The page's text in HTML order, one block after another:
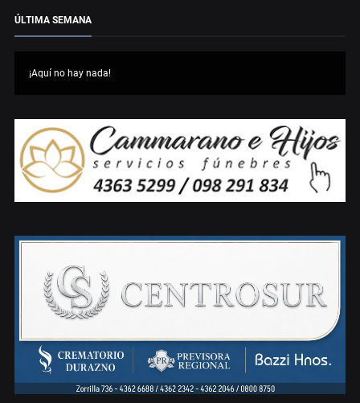
ÚLTIMA SEMANA
¡Aquí no hay nada!